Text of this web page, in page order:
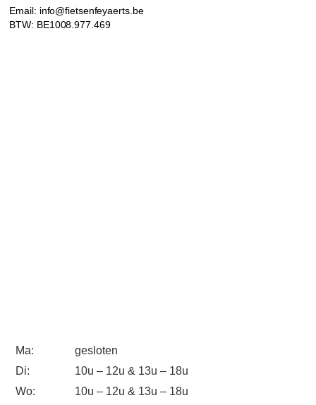
Ma:
gesloten
Di:
10u – 12u & 13u – 18u
Wo:
10u – 12u & 13u – 18u
Email: info@fietsenfeyaerts.be
BTW: BE1008.977.469